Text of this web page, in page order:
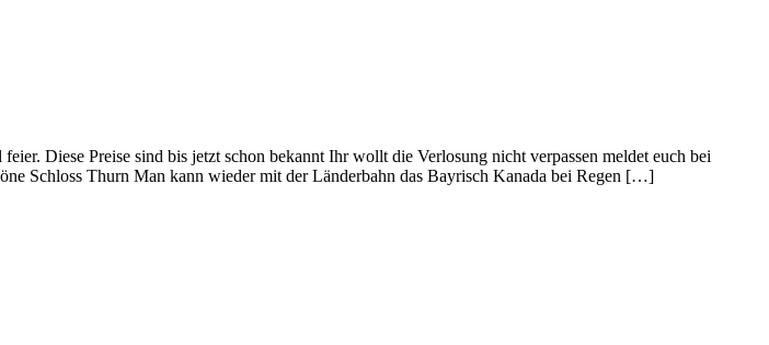
Diese Preise sind bis jetzt schon bekannt Ihr wollt die Verlosung nicht verpassen meldet euch bei
Schloss Thurn Man kann wieder mit der Länderbahn das Bayrisch Kanada bei Regen […]